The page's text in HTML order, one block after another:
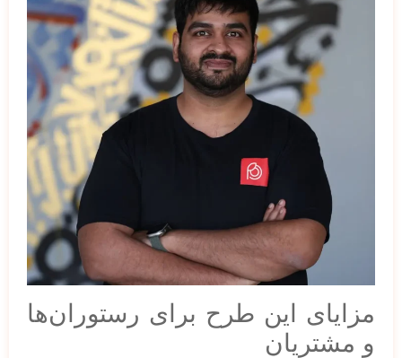
مزایای این طرح برای رستوران‌ها
و مشتریان